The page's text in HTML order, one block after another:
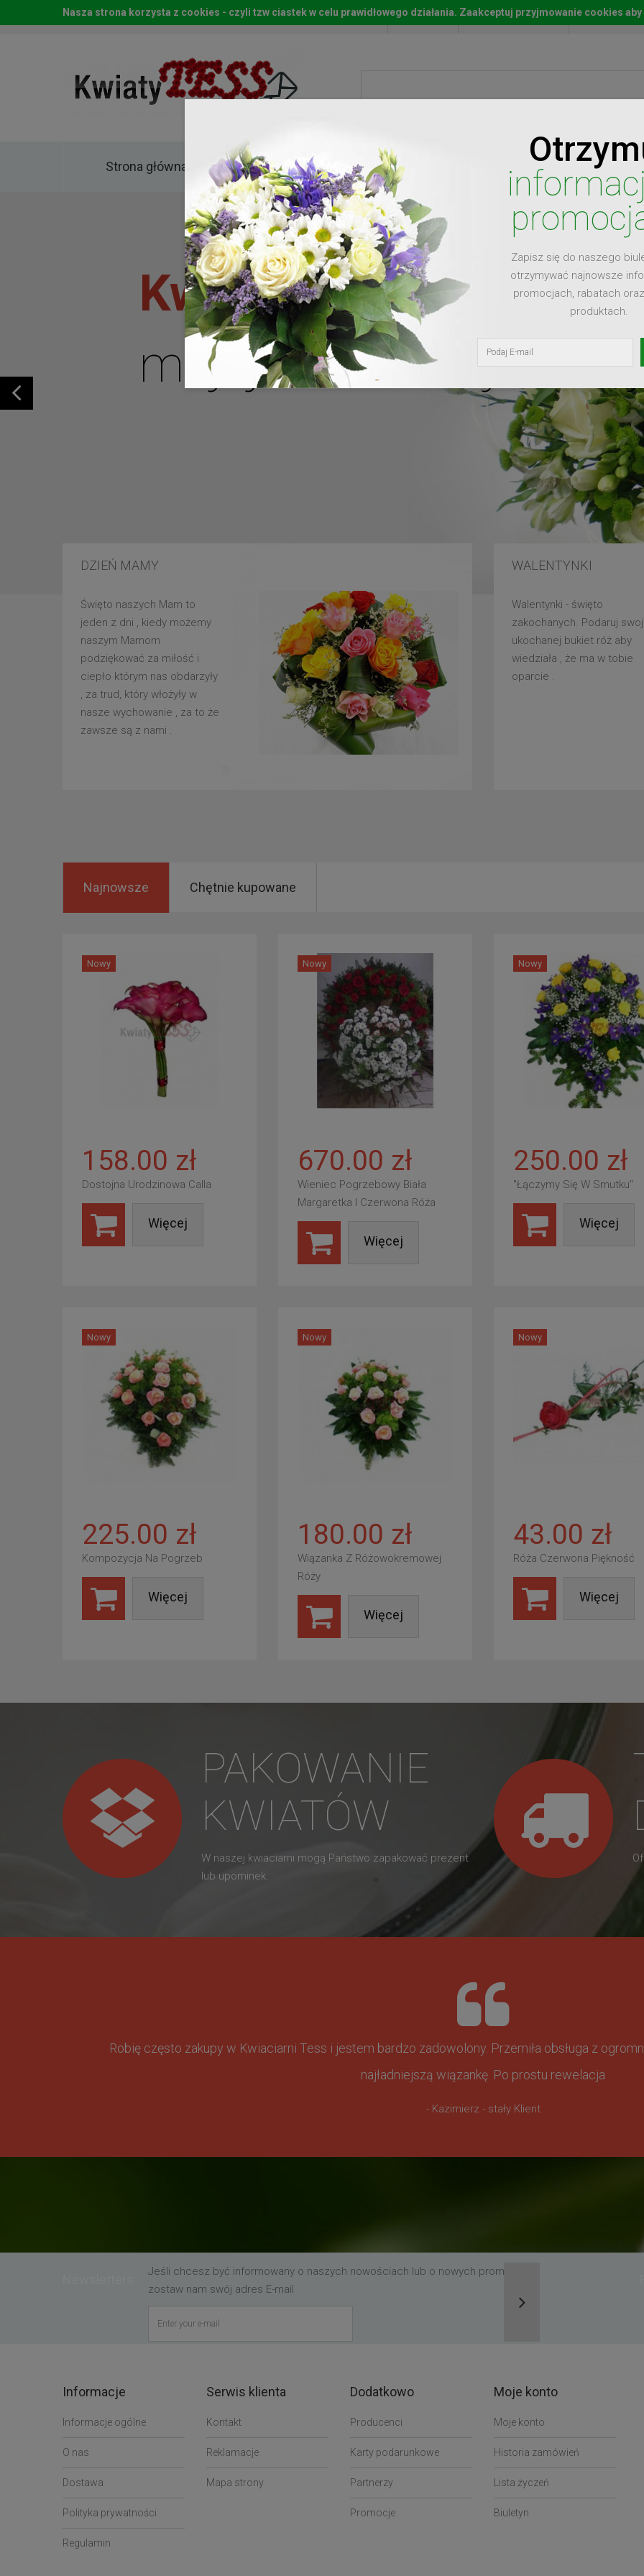
Start Moje konto Lista
Strona główna Kwiaty
Kwiaty dla
mojej ukochanej
DZIEŃ MAMY
Święto naszych Mam to
jeden z dni , kiedy możemy
naszym Mamom
podziękować za miłość i
ciepło którym nas obdarzyły
, za trud, który włożyły w
nasze wychowanie , za to że
zawsze są z nami .
WALENTYNKI
Walentynki - święto
zakochanych. Podaruj
ukochanej bukiet róż aby
wiedziała , że ma w tobie
oparcie .
Zapisz się do naszego
otrzymywać najnowsze
promocjach, rabatach
produktach.
Najnowsze Chętnie kupowane
Nowy
158.00 zł
Dostojna Urodzinowa Calla
Więcej
Nowy
670.00 zł
Wieniec Pogrzebowy Biała
Margaretka I Czerwona Róża
Więcej
Nowy
250.00 zł
"Łączymy Się W Smutku"
Więcej
Nowy
225.00 zł
Kompozycja Na Pogrzeb
Więcej
Nowy
180.00 zł
Wiązanka Z Różowokremowej
Róży
Więcej
Nowy
43.00 zł
Róża Czerwona Piękność
Więcej
PAKOWANIE
KWIATÓW
W naszej kwiaciarni mogą Państwo zapakować prezent
lub upominek.
Robię często zakupy w Kwiaciarni Tess i jestem bardzo zadowolony. Przemiła obsługa z
najładniejszą wiązankę. Po prostu rewelacja
- Kazimierz - stały Klient
Jeśli chcesz być informowany o naszych nowościach lub o nowych promocjach,
zostaw nam swój adres E-mail
Nasza strona korzysta z cookies - czyli tzw ciastek w celu prawidłowego działania. Zaakceptuj przyjmowanie cookies
Informacje
Informacje ogólne
O nas
Dostawa
Polityka prywatności
Regulamin
Serwis klienta
Kontakt
Reklamacje
Mapa strony
Dodatkowo
Producenci
Karty podarunkowe
Partnerzy
Promocje
Moje konto
Moje konto
Historia zamówień
Lista życzeń
Biuletyn